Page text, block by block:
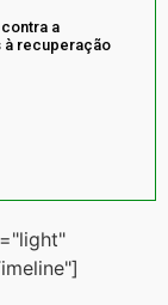
a
à recuperação